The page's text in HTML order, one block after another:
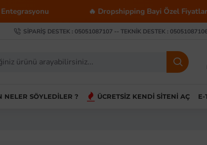
🔥 Dropshipping Bayi Özel Fiyatları
SIPARIŞ DESTEK : 05051087107 -- TEKNIK DESTEK :
NELER SÖYLEDILER ? ÜCRETSIZ KENDI SITENI AÇ E-